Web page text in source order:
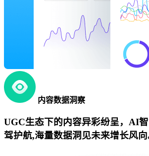
内容数据洞察
UGC生态下的内容异彩纷呈，AI
驾护航,海量数据洞见未来增长风向